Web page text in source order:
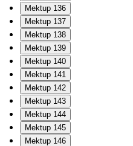
Mektup 136
Mektup 137
Mektup 138
Mektup 139
Mektup 140
Mektup 141
Mektup 142
Mektup 143
Mektup 144
Mektup 145
Mektup 146